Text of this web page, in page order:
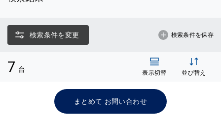
検索条件を変更 検索条件を保存
7 台 表示切替 並び替え
まとめて お問い合わせ